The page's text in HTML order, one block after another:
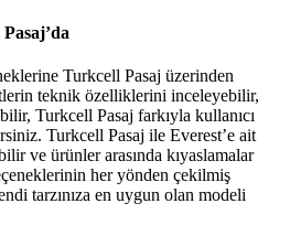
Turkcell Pasaj üzerinden
teknik özelliklerini inceleyebilir,
Turkcell Pasaj farkıyla kullanıcı
Turkcell Pasaj ile Everest’e ait
ve ürünler arasında kıyaslamalar
her yönden çekilmiş
tarzınıza en uygun olan modeli